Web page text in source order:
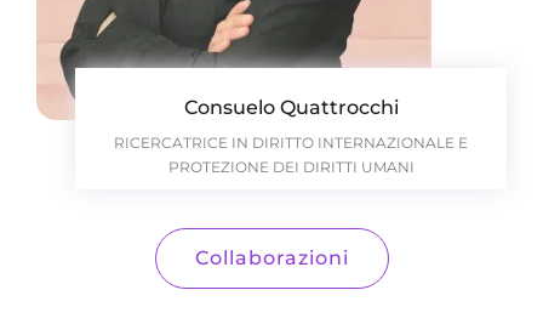
Consuelo Quattrocchi
RICERCATRICE IN DIRITTO INTERNAZIONALE E
PROTEZIONE DEI DIRITTI UMANI
Collaborazioni